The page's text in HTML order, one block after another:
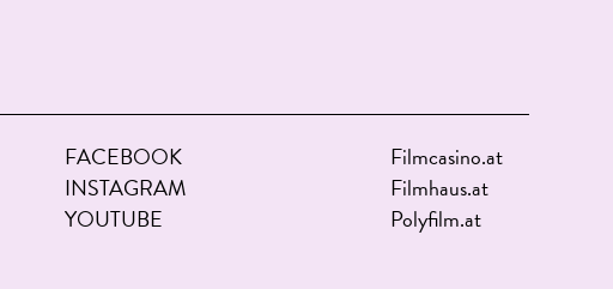
FACEBOOK
INSTAGRAM
YOUTUBE
Filmcasino.at
Filmhaus.at
Polyfilm.at